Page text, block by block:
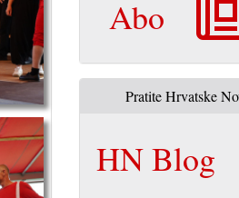
Abo
Pratite Hrvatske
HN Blog